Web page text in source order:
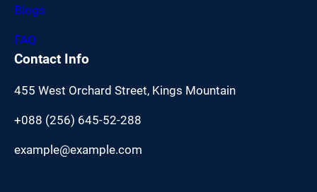
Blogs
FAQ
Contact Info
455 West Orchard Street, Kings Mountain
+088 (256) 645-52-288
example@example.com